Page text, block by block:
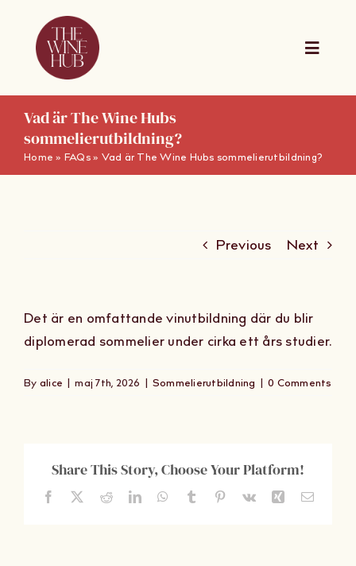
content
Toggle
The Wine Hub Online
Utbildningar
Presentkort
Om Oss
Vad är The Wine Hubs
sommelierutbildning?
Home » FAQs» Vad är The Wine Hubs sommelierutbildning?
Previous Next
Det är en omfattande vinutbildning där du blir
diplomerad sommelier under cirka ett års studier.
By alice | maj 7th, 2026 | Sommelierutbildning | 0 Comments
Share This Story, Choose Your Platform!
Facebook RedditLinkedInWhatsApp
Tumblr Pinterest
Vk Xing Email